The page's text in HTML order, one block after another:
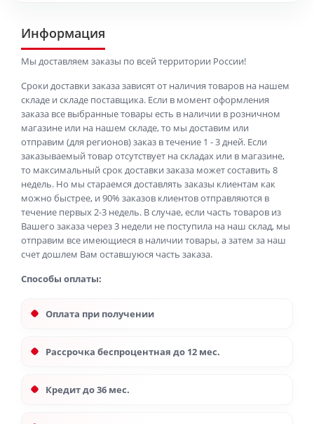
Информация
Мы доставляем заказы по всей территории России!
Сроки доставки заказа зависят от наличия товаров на нашем
складе и складе поставщика. Если в момент оформления
заказа все выбранные товары есть в наличии в розничном
магазине или на нашем складе, то мы доставим или
отправим (для регионов) заказ в течение 1 - 3 дней. Если
заказываемый товар отсутствует на складах или в магазине,
то максимальный срок доставки заказа может составить 8
недель. Но мы стараемся доставлять заказы клиентам как
можно быстрее, и 90% заказов клиентов отправляются в
течение первых 2-3 недель. В случае, если часть товаров из
Вашего заказа через 3 недели не поступила на наш склад, мы
отправим все имеющиеся в наличии товары, а затем за наш
счет дошлем Вам оставшуюся часть заказа.
Способы оплаты:
Оплата при получении
Рассрочка беспроцентная до 12 мес.
Кредит до 36 мес.